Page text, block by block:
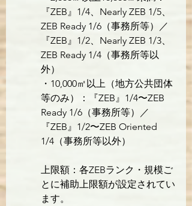
『ZEB』1/4、Nearly ZEB 1/5、
ZEB Ready 1/6（事務所等）／
『ZEB』1/2、Nearly ZEB 1/3、
ZEB Ready 1/4（事務所等以
外）
・10,000㎡以上（地方公共団体
等のみ）：『ZEB』1/4〜ZEB
Ready 1/6（事務所等）／
『ZEB』1/2〜ZEB Oriented
1/4（事務所等以外）
上限額：各ZEBランク・規模ご
とに補助上限額が設定されてい
ます。